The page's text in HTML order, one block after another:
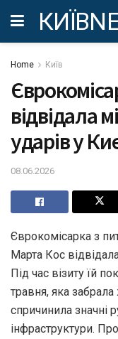
Home Київ
відвідала
ударів у
08.06.2026
Єврокомісарка з
Марта Кос
Під час візиту їй
травня, яка
спричинила значні
інфраструктури.